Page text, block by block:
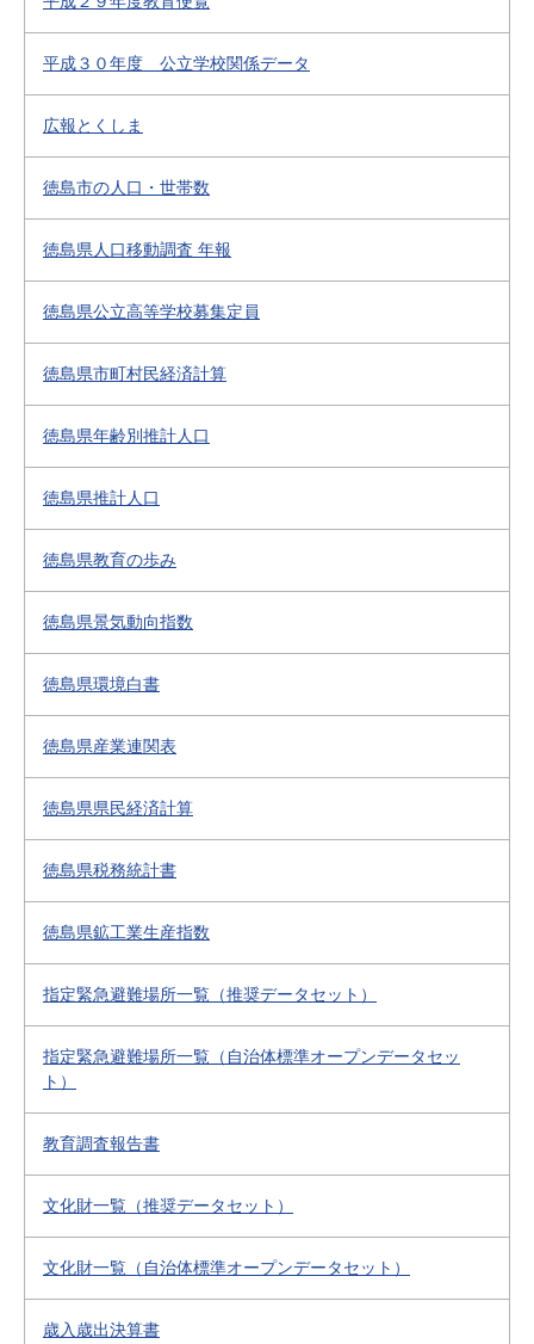
平成３０年度 公立学校関係データ
広報とくしま
徳島市の人口・世帯数
徳島県人口移動調査 年報
徳島県公立高等学校募集定員
徳島県市町村民経済計算
徳島県年齢別推計人口
徳島県推計人口
徳島県教育の歩み
徳島県景気動向指数
徳島県環境白書
徳島県産業連関表
徳島県県民経済計算
徳島県税務統計書
徳島県鉱工業生産指数
指定緊急避難場所一覧（推奨データセット）
指定緊急避難場所一覧（自治体標準オープンデータセッ
ト）
教育調査報告書
文化財一覧（推奨データセット）
文化財一覧（自治体標準オープンデータセット）
歳入歳出決算書